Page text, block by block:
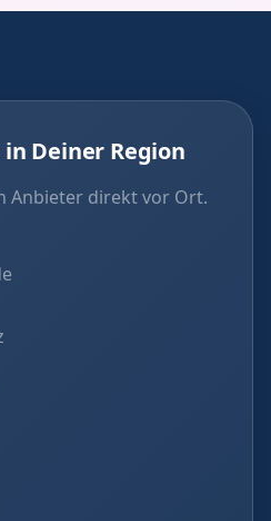
Deiner Region
Anbieter direkt vor Ort.